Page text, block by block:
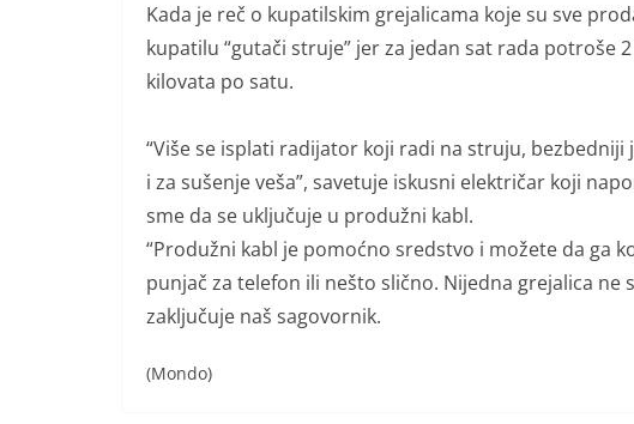
Kada je reč o kupatilskim grejalicama koje su sve
kupatilu “gutači struje” jer za jedan sat rada potroše
kilovata po satu.
“Više se isplati radijator koji radi na struju,
i za sušenje veša”, savetuje iskusni električar koji
sme da se uključuje u produžni kabl.
“Produžni kabl je pomoćno sredstvo i možete da ga
punjač za telefon ili nešto slično. Nijedna grejalica ne
zaključuje naš sagovornik.
(Mondo)